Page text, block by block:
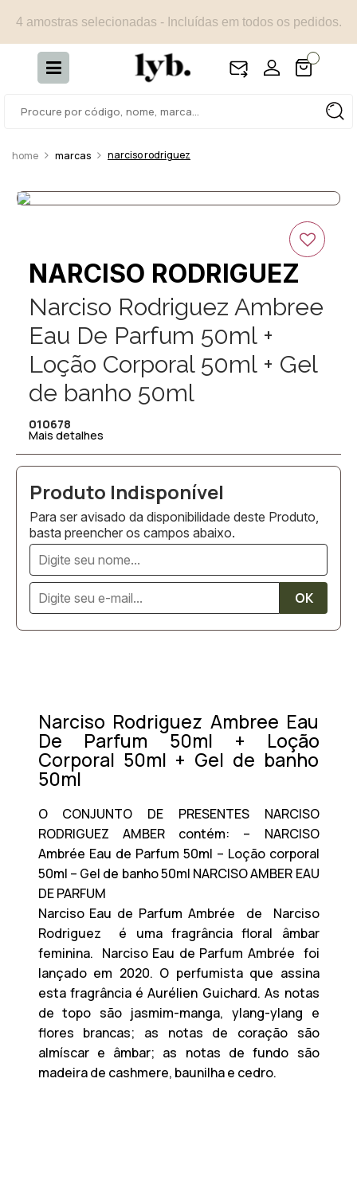
4 amostras selecionadas - Incluídas em todos os pedidos.
marcas narciso rodriguez
NARCISO RODRIGUEZ
Narciso Rodriguez Ambree
Eau De Parfum 50ml +
Loção Corporal 50ml + Gel
de banho 50ml
010678
Mais detalhes
Para ser avisado da disponibilidade deste Produto,
basta preencher os campos abaixo.
Narciso Rodriguez Ambree Eau
De Parfum 50ml + Loção
Corporal 50ml + Gel de banho
50ml
O CONJUNTO DE PRESENTES NARCISO
RODRIGUEZ AMBER contém: – NARCISO
Ambrée Eau de Parfum 50ml – Loção corporal
50ml – Gel de banho 50ml NARCISO AMBER EAU
DE PARFUM
Narciso Eau de Parfum Ambrée de Narciso
Rodriguez é uma fragrância floral âmbar
feminina. Narciso Eau de Parfum Ambrée foi
lançado em 2020. O perfumista que assina
esta fragrância é Aurélien Guichard. As notas
de topo são jasmim-manga, ylang-ylang e
flores brancas; as notas de coração são
almíscar e âmbar; as notas de fundo são
madeira de cashmere, baunilha e cedro.